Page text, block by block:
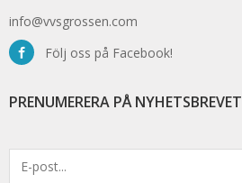
info@vvsgrossen.com
Följ oss på Facebook!
PRENUMERERA PÅ NYHETSBREVET